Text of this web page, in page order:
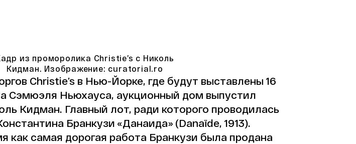
из проморолика Christie’s с Николь
Кидман. Изображение: curatorial.ro
Christie’s в Нью-Йорке, где будут выставлены 16
Сэмюэля Ньюхауса, аукционный дом выпустил
Кидман. Главный лот, ради которого проводилась
Бранкузи «Данаида» (Danaïde, 1913).
как самая дорогая работа Бранкузи была продана